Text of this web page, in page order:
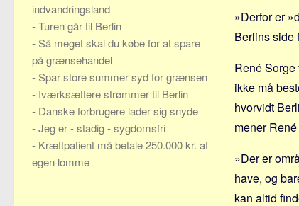
»Derfor er
Berlins side
René
ikke må
hvorvidt
mener
»Der er
have, og
kan altid
indvandringsland
-Turen går til Berlin
- Så meget skal du købe for at spare
på grænsehandel
- Spar store summer syd for grænsen
- Iværksættere strømmer til Berlin
- Danske forbrugere lader sig snyde
-Jeg er - stadig - sygdomsfri
- Kræftpatient må betale 250.000 kr. af
egen lomme